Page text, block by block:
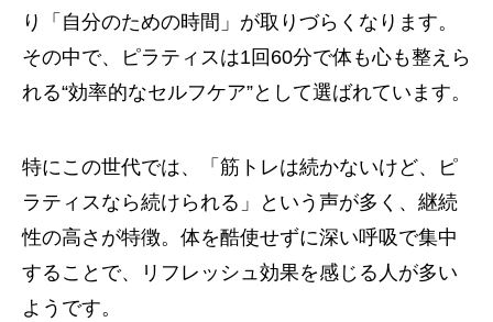
り「自分のための時間」が取りづらくなります。
その中で、ピラティスは1回60分で体も心も整えら
れる“効率的なセルフケア”として選ばれています。
特にこの世代では、「筋トレは続かないけど、ピ
ラティスなら続けられる」という声が多く、継続
性の高さが特徴。体を酷使せずに深い呼吸で集中
することで、リフレッシュ効果を感じる人が多い
ようです。